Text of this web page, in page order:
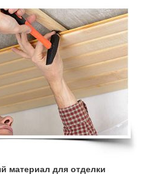
материал для отделки